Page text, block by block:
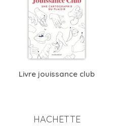
Livre jouissance club
HACHETTE